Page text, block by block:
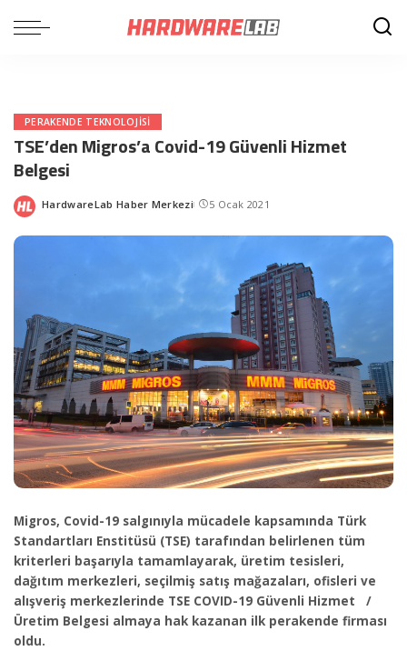
PERAKENDE TEKNOLOJISI
TSE’den Migros’a Covid-19 Güvenli Hizmet
Belgesi
Posted
HardwareLab Haber Merkezi 5 Ocak 2021
Migros, Covid-19 salgınıyla mücadele kapsamında Türk
Standartları Enstitüsü (TSE) tarafından belirlenen tüm
kriterleri başarıyla tamamlayarak, üretim tesisleri,
dağıtım merkezleri, seçilmiş satış mağazaları, ofisleri ve
alışveriş merkezlerinde TSE COVID-19 Güvenli Hizmet /
Üretim Belgesi almaya hak kazanan ilk perakende firması
oldu.